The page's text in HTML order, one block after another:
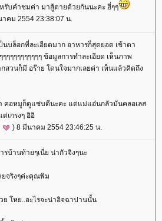
บคำชมค่า มาสู้ตายด้วยกันนะคะ ฮี่ๆๆ
าคม 2554 23:38:07 น.
นบล็อกที่ละเอียดมาก อาหารก็สุดยอด เข้าตา
ๆๆๆๆๆๆๆๆๆๆ ข้อมูลการทำละเอียด เห็นภาพ
วนก็มี อร๊าย โดนใจมากเลยค่า เห็นแล้วคิดถึง
คอหมูก็ดูแซ่บดีนะคะ แต่แม่แอ๋นกลัวมันคลอเลส
เกรงๆ อิอิ
) 8 มีนาคม 2554 23:46:25 น.
รบ้านท้ายๆเนี่ย น่ากัวจิงๆนะ
ยจริงๆค่ะคุณพิม
โหย..อะไรจะน่าอิจฉาปานนั้น